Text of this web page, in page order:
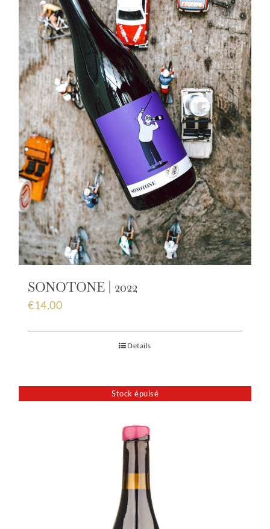
SONOTONE | 2022
€14,00
Details
Stock épuisé